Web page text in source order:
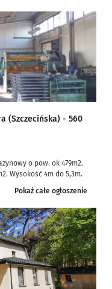
(Szczecińska) - 560
o pow. ok 479m2.
Wysokość 4m do 5,3m.
Pokaż całe ogłoszenie